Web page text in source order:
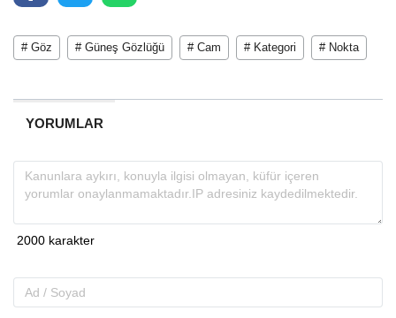
# Göz # Güneş Gözlüğü # Cam # Kategori # Nokta
YORUMLAR